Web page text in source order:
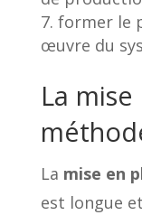
former le
œuvre du
La
La mise en
est longue